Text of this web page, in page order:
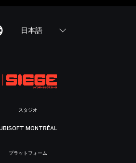
日本語
スタジオ
MONTRÉAL
プラットフォーム